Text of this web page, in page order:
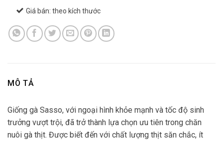
Giá bán: theo kích thước
MÔ TẢ
Giống gà Sasso, với ngoại hình khỏe mạnh và tốc độ sinh
trưởng vượt trội, đã trở thành lựa chọn ưu tiên trong chăn
nuôi gà thịt. Được biết đến với chất lượng thịt săn chắc, ít